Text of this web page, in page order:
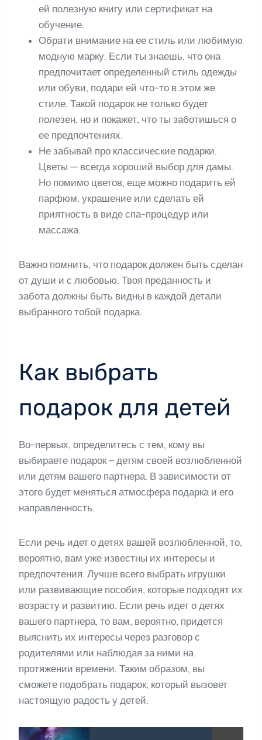
ей полезную книгу или сертификат на
обучение.
Обрати внимание на ее стиль или любимую
модную марку. Если ты знаешь, что она
предпочитает определенный стиль одежды
или обуви, подари ей что-то в этом же
стиле. Такой подарок не только будет
полезен, но и покажет, что ты заботишься о
ее предпочтениях.
Не забывай про классические подарки.
Цветы — всегда хороший выбор для дамы.
Но помимо цветов, еще можно подарить ей
парфюм, украшение или сделать ей
приятность в виде спа-процедур или
массажа.
Важно помнить, что подарок должен быть сделан
от души и с любовью. Твоя преданность и
забота должны быть видны в каждой детали
выбранного тобой подарка.
Как выбрать
подарок для детей
Во-первых, определитесь с тем, кому вы
выбираете подарок – детям своей возлюбленной
или детям вашего партнера. В зависимости от
этого будет меняться атмосфера подарка и его
направленность.
Если речь идет о детях вашей возлюбленной, то,
вероятно, вам уже известны их интересы и
предпочтения. Лучше всего выбрать игрушки
или развивающие пособия, которые подходят их
возрасту и развитию. Если речь идет о детях
вашего партнера, то вам, вероятно, придется
выяснить их интересы через разговор с
родителями или наблюдая за ними на
протяжении времени. Таким образом, вы
сможете подобрать подарок, который вызовет
настоящую радость у детей.